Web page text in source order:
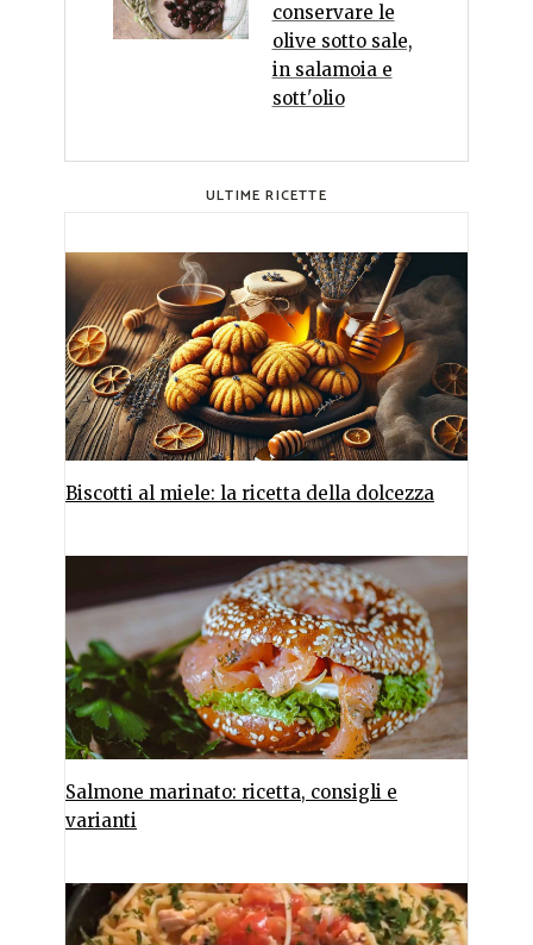
conservare le
olive sotto sale,
in salamoia e
sott'olio
ULTIME RICETTE
Biscotti al miele: la ricetta della dolcezza
Salmone marinato: ricetta, consigli e
varianti